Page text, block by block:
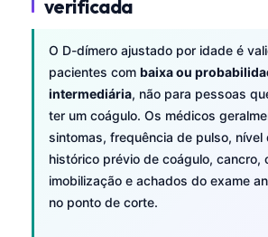
verificada
O D-dímero ajustado por idade é
pacientes com baixa ou
intermediária, não para pessoas
ter um coágulo. Os médicos
sintomas, frequência de pulso, nível
histórico prévio de coágulo, cancro,
imobilização e achados do exame
no ponto de corte.